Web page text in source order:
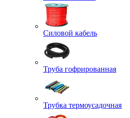
Силовой кабель
Труба гофрированная
Трубка термоусадочная